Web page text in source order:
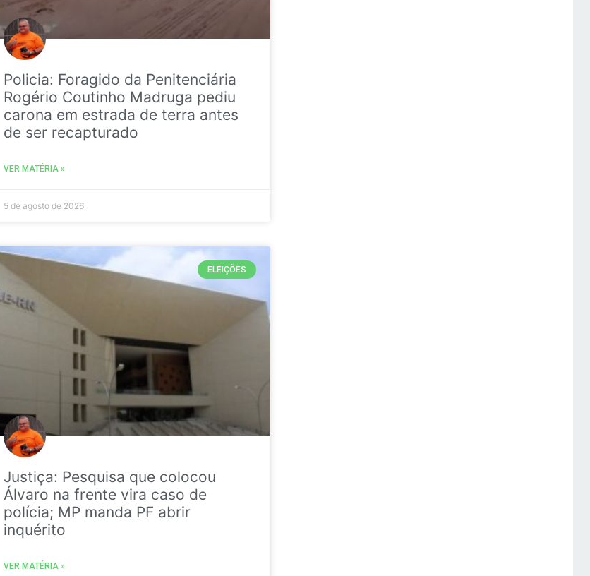
Policia: Foragido da Penitenciária
Rogério Coutinho Madruga pediu
carona em estrada de terra antes
de ser recapturado
VER MATÉRIA »
5 de agosto de 2026
ELEIÇÕES
Justiça: Pesquisa que colocou
Álvaro na frente vira caso de
polícia; MP manda PF abrir
inquérito
VER MATÉRIA »